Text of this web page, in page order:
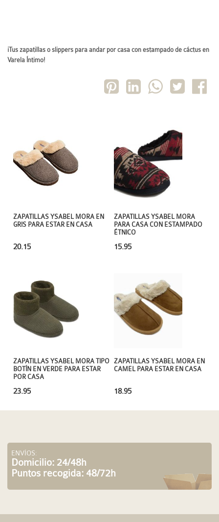
¡Tus zapatillas o slippers para andar por casa con estampado de cáctus en
Varela Íntimo!
ZAPATILLAS YSABEL MORA
PARA CASA CON ESTAMPADO
ÉTNICO
15.95
ZAPATILLAS YSABEL MORA EN
GRIS PARA ESTAR EN CASA
20.15
ZAPATILLAS YSABEL MORA EN
CAMEL PARA ESTAR EN CASA
18.95
ZAPATILLAS YSABEL MORA TIPO
BOTÍN EN VERDE PARA ESTAR
POR CASA
23.95
ENVÍOS:
Domicilio: 24/48h
Puntos recogida: 48/72h